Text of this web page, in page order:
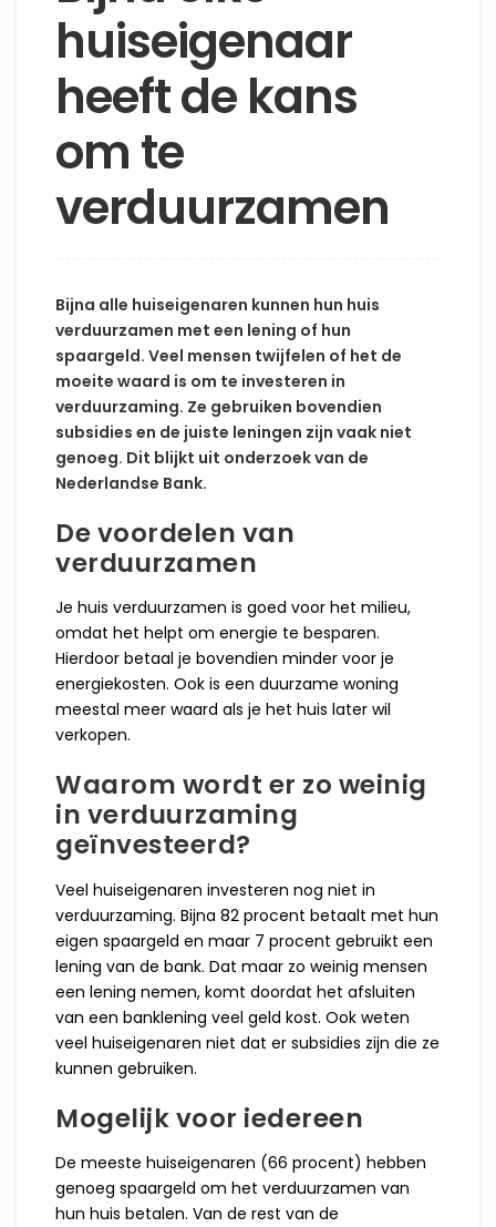
huiseigenaar
heeft de kans
om te
verduurzamen
Bijna alle huiseigenaren kunnen hun huis
verduurzamen met een lening of hun
spaargeld. Veel mensen twijfelen of het de
moeite waard is om te investeren in
verduurzaming. Ze gebruiken bovendien
subsidies en de juiste leningen zijn vaak niet
genoeg. Dit blijkt uit onderzoek van de
Nederlandse Bank.
De voordelen van
verduurzamen
Je huis verduurzamen is goed voor het milieu,
omdat het helpt om energie te besparen.
Hierdoor betaal je bovendien minder voor je
energiekosten. Ook is een duurzame woning
meestal meer waard als je het huis later wil
verkopen.
Waarom wordt er zo weinig
in verduurzaming
geïnvesteerd?
Veel huiseigenaren investeren nog niet in
verduurzaming. Bijna 82 procent betaalt met hun
eigen spaargeld en maar 7 procent gebruikt een
lening van de bank. Dat maar zo weinig mensen
een lening nemen, komt doordat het afsluiten
van een banklening veel geld kost. Ook weten
veel huiseigenaren niet dat er subsidies zijn die ze
kunnen gebruiken.
Mogelijk voor iedereen
De meeste huiseigenaren (66 procent) hebben
genoeg spaargeld om het verduurzamen van
hun huis betalen. Van de rest van de